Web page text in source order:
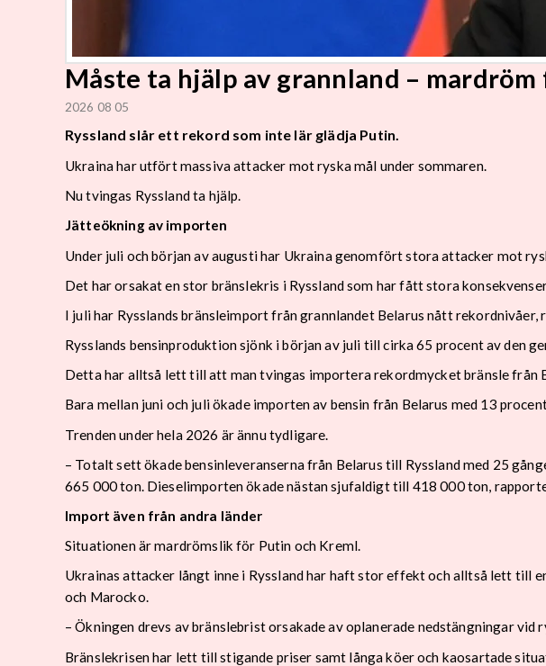
Måste ta hjälp av grannland –
2026 08 05
Ryssland slår ett rekord som inte lär glädja Putin.
Ukraina har utfört massiva attacker mot ryska mål under sommaren.
Nu tvingas Ryssland ta hjälp.
Jätteökning av importen
Under juli och början av augusti har Ukraina genomfört stora attacker mot
Det har orsakat en stor bränslekris i Ryssland som har fått stora
I juli har Rysslands bränsleimport från grannlandet Belarus nått rekordnivåer,
Rysslands bensinproduktion sjönk i början av juli till cirka 65 procent av
Detta har alltså lett till att man tvingas importera rekordmycket bränsle från
Bara mellan juni och juli ökade importen av bensin från Belarus med 13
Trenden under hela 2026 är ännu tydligare.
– Totalt sett ökade bensinleveranserna från Belarus till Ryssland med 25
665 000 ton. Dieselimporten ökade nästan sjufaldigt till 418 000 ton,
Import även från andra länder
Situationen är mardrömslik för Putin och Kreml.
Ukrainas attacker långt inne i Ryssland har haft stor effekt och alltså lett till
och Marocko.
– Ökningen drevs av bränslebrist orsakade av oplanerade nedstängningar
Bränslekrisen har lett till stigande priser samt långa köer och kaosartade